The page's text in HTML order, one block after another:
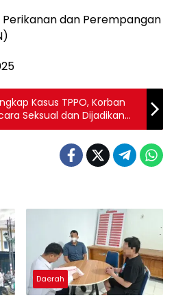
Perikanan dan Perempangan
Kasus TPPO, Korban
Seksual dan Dijadikan
Daerah